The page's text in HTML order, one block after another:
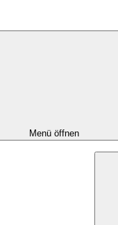
Menü öffnen